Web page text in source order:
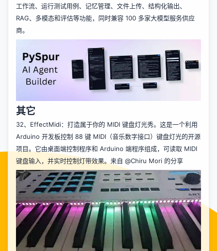
工作流、运行测试用例、记忆管理、文件上传、结构化输出、
RAG、多模态和评估等功能，同时兼容 100 多家大模型服务供应
商。
其它
32、 EffectMidi：打造属于你的 MIDI 键盘灯光秀。这是一个利用
Arduino 开发板控制 88 键 MIDI（音乐数字接口）键盘灯光的开源
项目。它由桌面端控制程序和 Arduino 端程序组成，可读取 MIDI
键盘输入，并实时控制灯带效果。来自 @Chiru Mori 的分享